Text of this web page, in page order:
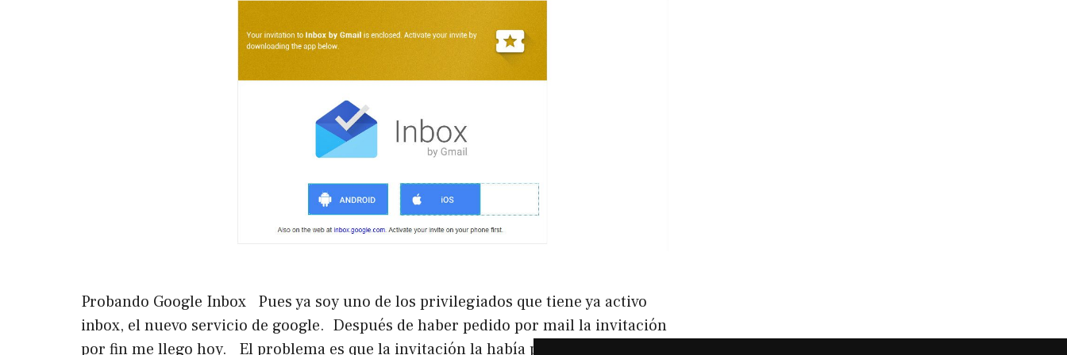
Probando Google Inbox Pues ya soy uno de los privilegiados que tiene ya activo
inbox, el nuevo servicio de google. Después de haber pedido por mail la invitación
por fin me llego hoy. El problema es que la invitación la había pedido desde una